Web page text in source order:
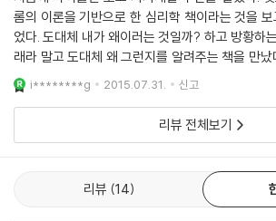
음을 놓고 편안히 쉬지 못한다. 이런 사람들의 마
엇일까? 실적이 마음을 지탱하고 있다면 실적을
이다. 돈에 마음을 지탱하고 있다면 돈에 목숨을
가 부질없는 것이라 판단한다. 마음의 지주를 내면
계에 의존하려 하기 때문에 시련을 만나면 마음이
자신의 성을 지상에 구축하려는 사람은 불행하지
람은 행복하다. 마음속에 자신의 성을 구축한 사람
롬의 이론을 기반으로 한 심리학 책이라는 것을
었다. 도대체 내가 왜이러는 것일까? 하고 방황하
래라 말고 도대체 왜 그런지를 알려주는 책을 만
사랑이다."라는 감각이 없다. 이 사람이라면 마음
생각하는,
i********g 2015.07.31. 신고
리뷰 전체보기
리뷰 14